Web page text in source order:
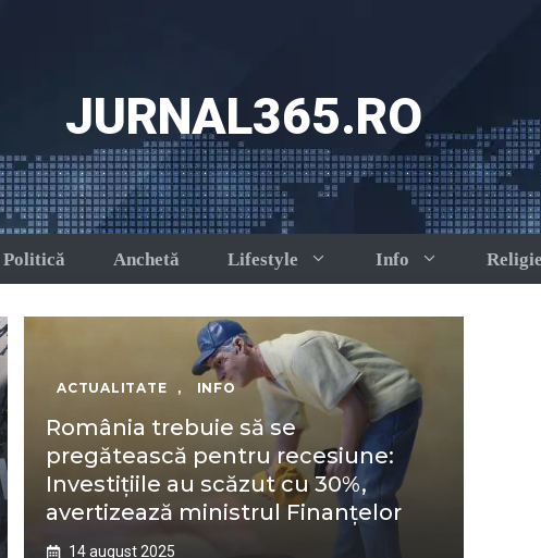
JURNAL365.RO
Politică Anchetă Lifestyle Info Religie
ACTUALITATE , INFO
România trebuie să se
pregătească pentru recesiune:
Investițiile au scăzut cu 30%,
avertizează ministrul Finanțelor
14 august 2025